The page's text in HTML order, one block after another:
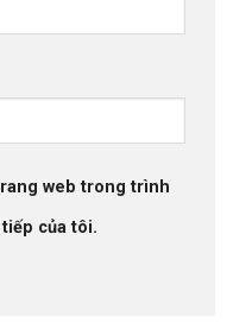
web trong trình
của tôi.